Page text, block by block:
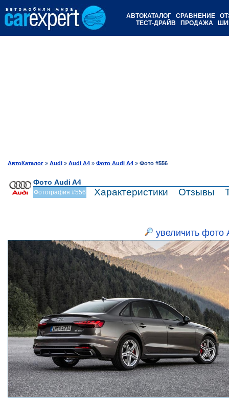
АВТОКАТАЛОГ СРАВНЕНИЕ
ТЕСТ-ДРАЙВ
ПРОДАЖА
АвтоКаталог » Audi » Audi A4 » Фото Audi A4 » Фото #556
Фото Audi A4
Фотография #556 Характеристики Отзывы
увеличить фото